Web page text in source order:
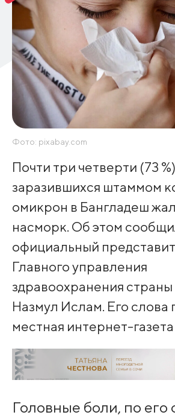
Фото: pixabay.com
Почти три четверти (73
заразившихся штаммом
омикрон в Бангладеш
насморк. Об этом
официальный
Главного управления
здравоохранения
Назмул Ислам. Его слова
местная интернет-газета
Головные боли, по его